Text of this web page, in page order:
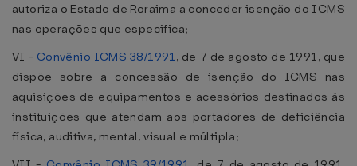
autoriza o Estado de Roraima a conceder isenção do ICMS
nas operações que especifica;
VI - Convênio ICMS 38/1991, de 7 de agosto de 1991, que
dispõe sobre a concessão de isenção do ICMS nas
aquisições de equipamentos e acessórios destinados às
instituições que atendam aos portadores de deficiência
física, auditiva, mental, visual e múltipla;